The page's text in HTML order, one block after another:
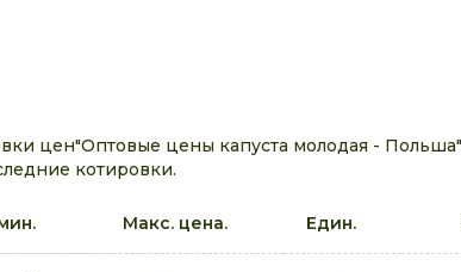
цен"Оптовые цены капуста молодая -
котировки.
Макс. цена. Един.